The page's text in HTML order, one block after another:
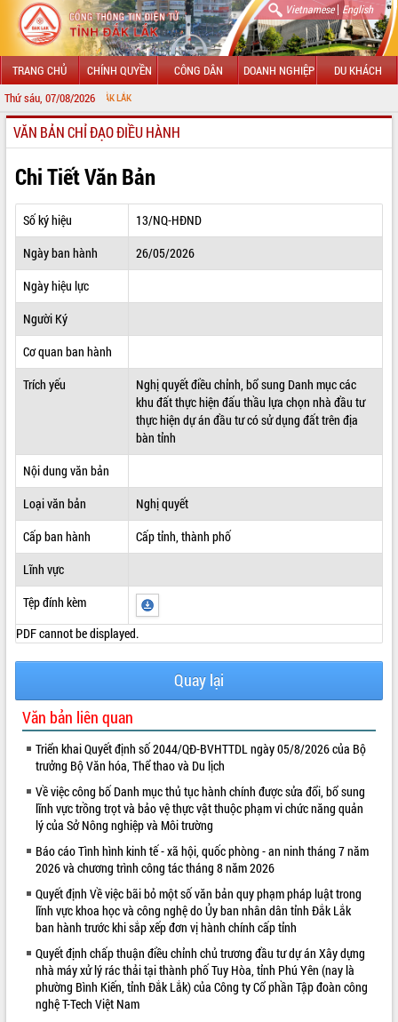
Vietnamese| English
TRANG CHỦ CHÍNH QUYỀN CÔNG DÂN DOANH NGHIỆP DU KHÁCH
Thứ sáu, 07/08/2026
GIỚI THIỆU
LÃNH ĐẠO UBND TỈNH
TIN TỨC SỰ KIỆN
SỞ, BAN, NGÀNH
THÔNG TIN CHỈ ĐẠO ĐIỀU HÀNH
HỆ THỐNG VĂN BẢN
VĂN BẢN HĐND TỈNH
QUY HOẠCH - KẾ HOẠCH
VIDEO
Loading the player...
và tặng quà người dân xã Cư Pui
Hội nghị UBND tỉnh Đắk Lắk thường kỳ
Lễ truy tặng danh hiệu “Bà Mẹ Việt
Nam Anh hùng” và trao Huân chương
Lao động
ALBUM ẢNH
VĂN BẢN CHỈ ĐẠO ĐIỀU HÀNH
Chi Tiết Văn Bản
Số ký hiệu
13/NQ-HĐND
Ngày ban hành
26/05/2026
Ngày hiệu lực
Người Ký
Cơ quan ban hành
Trích yếu
Nghị quyết điều chỉnh, bổ sung Danh mục các
khu đất thực hiện đấu thầu lựa chọn nhà đầu tư
thực hiện dự án đầu tư có sử dụng đất trên địa
bàn tỉnh
Nội dung văn bản
Loại văn bản
Nghị quyết
Cấp ban hành
Cấp tỉnh, thành phố
Lĩnh vực
Tệp đính kèm
PDF cannot be displayed.
Quay lại
Văn bản liên quan
Triển khai Quyết định số 2044/QĐ-BVHTTDL ngày 05/8/2026 của Bộ
trưởng Bộ Văn hóa, Thể thao và Du lịch
Về việc công bố Danh mục thủ tục hành chính được sửa đổi, bổ sung
lĩnh vực trồng trọt và bảo vệ thực vật thuộc phạm vi chức năng quản
lý của Sở Nông nghiệp và Môi trường
Báo cáo Tình hình kinh tế - xã hội, quốc phòng - an ninh tháng 7 năm
2026 và chương trình công tác tháng 8 năm 2026
Quyết định Về việc bãi bỏ một số văn bản quy phạm pháp luật trong
lĩnh vực khoa học và công nghệ do Ủy ban nhân dân tỉnh Đắk Lắk
ban hành trước khi sắp xếp đơn vị hành chính cấp tỉnh
Quyết định chấp thuận điều chỉnh chủ trương đầu tư dự án Xây dựng
nhà máy xử lý rác thải tại thành phố Tuy Hòa, tỉnh Phú Yên (nay là
phường Bình Kiến, tỉnh Đắk Lắk) của Công ty Cổ phần Tập đoàn công
nghệ T-Tech Việt Nam